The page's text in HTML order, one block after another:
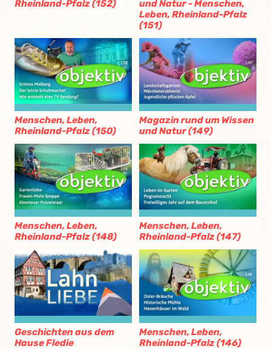
Rheinland-Pfalz (152)
und Natur - Menschen,
Leben, Rheinland-Pfalz
(151)
Menschen, Leben,
Rheinland-Pfalz (150)
Magazin rund um Wissen
und Natur (149)
Menschen, Leben,
Rheinland-Pfalz (148)
Menschen, Leben,
Rheinland-Pfalz (147)
Geschichten aus dem
Hause Fledie
Menschen, Leben,
Rheinland-Pfalz (146)